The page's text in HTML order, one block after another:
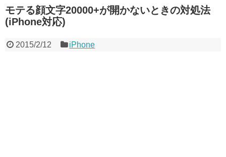
モテる顔文字20000+が開かないときの対処法
(iPhone対応)
2015/2/12 iPhone